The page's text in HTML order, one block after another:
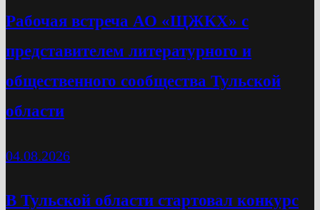
Рабочая встреча АО «ЩЖКХ» с
представителем литературного и
общественного сообщества Тульской
области
04.08.2026
В Тульской области стартовал конкурс